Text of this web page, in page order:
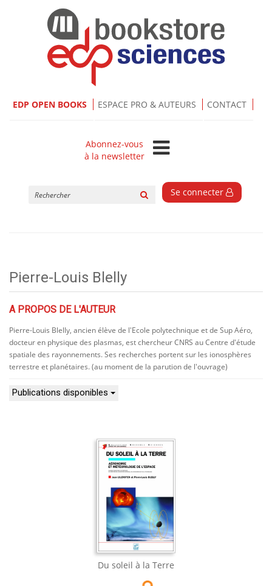
EDP OPEN BOOKS ESPACE PRO & AUTEURS CONTACT
Abonnez-vous
à la newsletter
Se connecter
Pierre-Louis Blelly
A PROPOS DE L'AUTEUR
Pierre-Louis Blelly, ancien élève de l'Ecole polytechnique et de Sup Aéro,
docteur en physique des plasmas, est chercheur CNRS au Centre d'étude
spatiale des rayonnements. Ses recherches portent sur les ionosphères
terrestre et planétaires. (au moment de la parution de l'ouvrage)
Publications disponibles
Du soleil à la Terre